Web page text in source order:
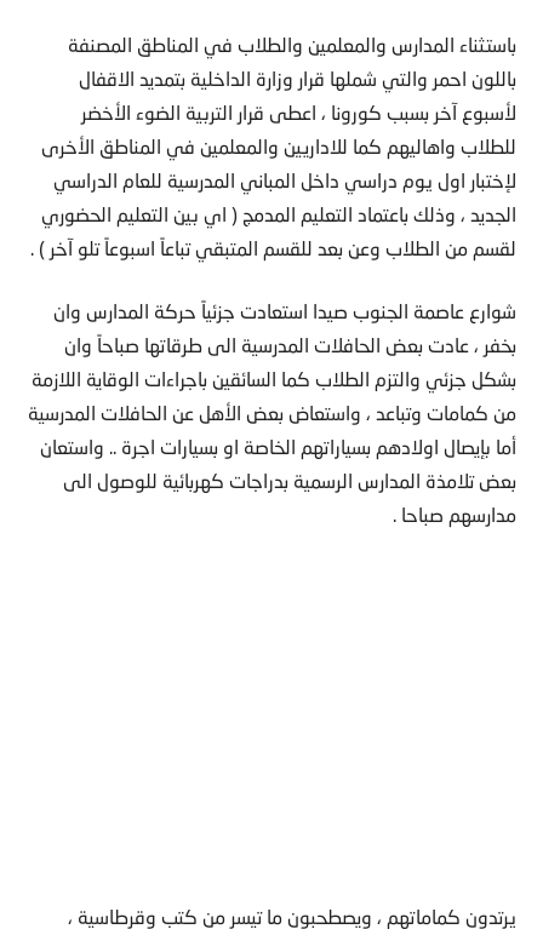
باستثناء المدارس والمعلمين والطلاب في المناطق المصنفة
باللون احمر والتي شملها قرار وزارة الداخلية بتمديد الاقفال
لأسبوع آخر بسبب كورونا ، اعطى قرار التربية الضوء الأخضر
للطلاب واهاليهم كما للاداريين والمعلمين في المناطق الأخرى
لإختبار اول يوم دراسي داخل المباني المدرسية للعام الدراسي
الجديد ، وذلك باعتماد التعليم المدمج ( اي بين التعليم الحضوري
لقسم من الطلاب وعن بعد للقسم المتبقي تباعاً اسبوعاً تلو آخر ) .
شوارع عاصمة الجنوب صيدا استعادت جزئياً حركة المدارس وان
بخفر ، عادت بعض الحافلات المدرسية الى طرقاتها صباحاً وان
بشكل جزئي والتزم الطلاب كما السائقين باجراءات الوقاية اللازمة
من كمامات وتباعد ، واستعاض بعض الأهل عن الحافلات المدرسية
أما بإيصال اولادهم بسياراتهم الخاصة او بسيارات اجرة .. واستعان
بعض تلامذة المدارس الرسمية بدراجات كهربائية للوصول الى
مدارسهم صباحا .
يرتدون كماماتهم ، ويصطحبون ما تيسر من كتب وقرطاسية ،